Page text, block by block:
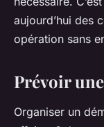
aujourd’hui des
opération sans
Prévoir
Organiser un